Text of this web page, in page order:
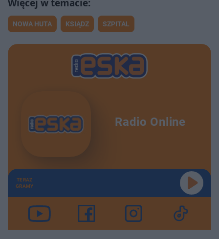
NOWA HUTA KSIĄDZ SZPITAL
Radio Online
TERAZ
GRAMY